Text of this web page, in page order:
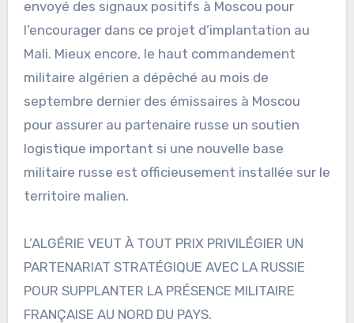
envoyé des signaux positifs à Moscou pour
l’encourager dans ce projet d’implantation au
Mali. Mieux encore, le haut commandement
militaire algérien a dépêché au mois de
septembre dernier des émissaires à Moscou
pour assurer au partenaire russe un soutien
logistique important si une nouvelle base
militaire russe est officieusement installée sur le
territoire malien.
L’ALGÉRIE VEUT À TOUT PRIX PRIVILÉGIER UN
PARTENARIAT STRATÉGIQUE AVEC LA RUSSIE
POUR SUPPLANTER LA PRÉSENCE MILITAIRE
FRANÇAISE AU NORD DU PAYS.